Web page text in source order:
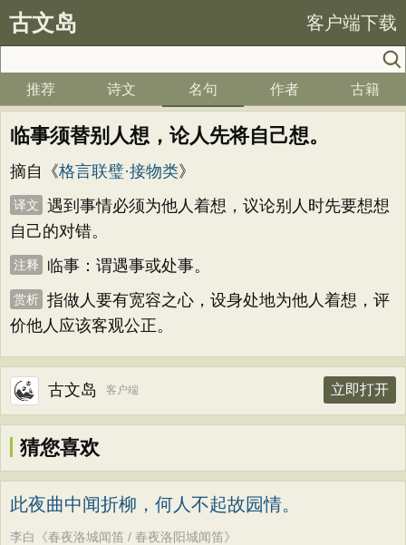
古文岛 客户端下载
推荐 诗文 名句 作者 古籍
临事须替别人想，论人先将自己想。
摘自《格言联璧·接物类》
译文
遇到事情必须为他人着想，议论别人时先要想想
自己的对错。
注释 临事：谓遇事或处事。
赏析 指做人要有宽容之心，设身处地为他人着想，评
价他人应该客观公正。
古文岛 客户端 立即打开
猜您喜欢
此夜曲中闻折柳，何人不起故园情。
李白《春夜洛城闻笛 / 春夜洛阳城闻笛》